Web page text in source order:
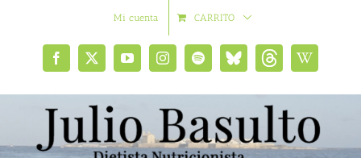
Mi cuenta CARRITO
Facebook
X YouTubeInstagramSpotifyBluesky
social
ThreadsWikipedia